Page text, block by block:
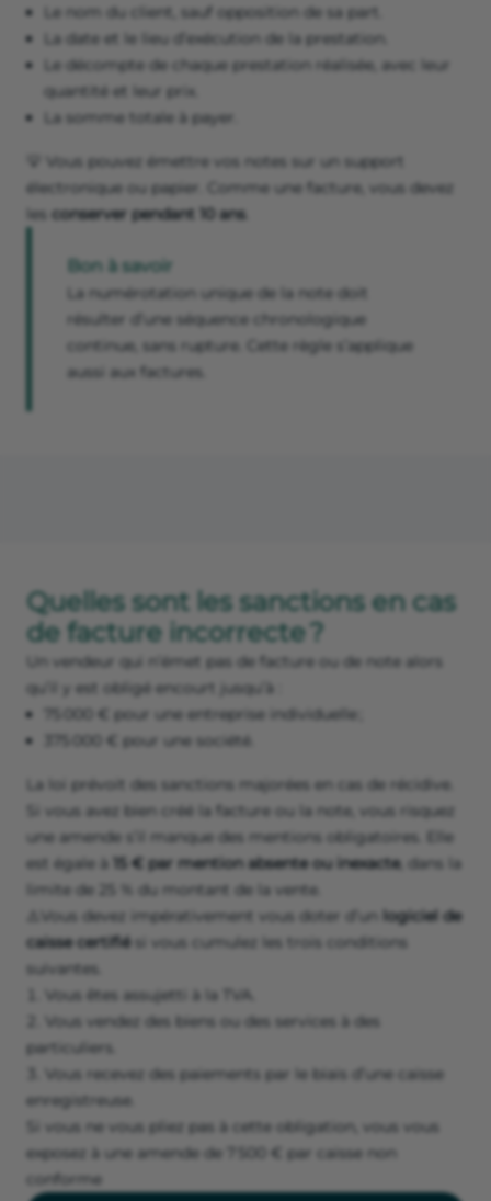
Le nom du client, sauf opposition de sa part.
La date et le lieu d’exécution de la prestation.
Le décompte de chaque prestation réalisée, avec leur
quantité et leur prix.
La somme totale à payer.
💡 Vous pouvez émettre vos notes sur un support
électronique ou papier. Comme une facture, vous devez
les conserver pendant 10 ans.
Bon à savoir
La numérotation unique de la note doit
résulter d’une séquence chronologique
continue, sans rupture. Cette règle s’applique
aussi aux factures.
Quelles sont les sanctions en cas
de facture incorrecte ?
Un vendeur qui n’émet pas de facture ou de note alors
qu’il y est obligé encourt jusqu’à :
75 000 € pour une entreprise individuelle ;
375 000 € pour une société.
La loi prévoit des sanctions majorées en cas de récidive.
Si vous avez bien créé la facture ou la note, vous risquez
une amende s’il manque des mentions obligatoires. Elle
est égale à 15 € par mention absente ou inexacte, dans la
limite de 25 % du montant de la vente.
⚠️Vous devez impérativement vous doter d’un logiciel de
caisse certifiési vous cumulez les trois conditions
suivantes.
Vous êtes assujetti à la TVA.
Vous vendez des biens ou des services à des
particuliers.
Vous recevez des paiements par le biais d’une caisse
enregistreuse.
Si vous ne vous pliez pas à cette obligation, vous vous
exposez à une amende de 7 500 € par caisse non
conforme